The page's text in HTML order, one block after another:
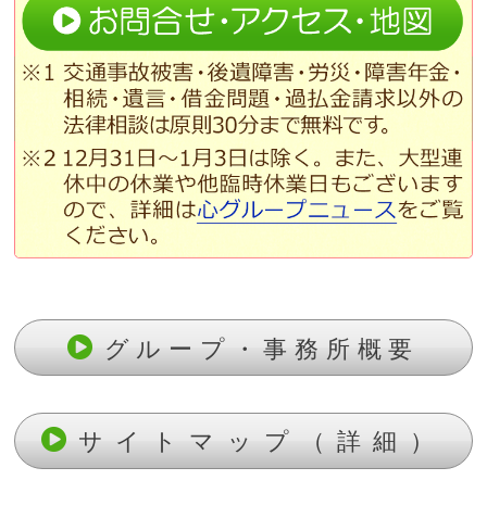
グループ・事務所概要
サイトマップ（詳細）